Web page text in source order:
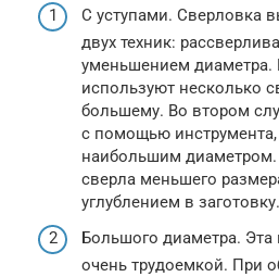
С уступами. Сверловка
двух техник:
уменьшением диаметра.
используют несколько
большему. Во втором
с помощью
наибольшим
сверла меньшего
углублением в заготовку.
Большого диаметра. Эта
очень трудоемкой. При